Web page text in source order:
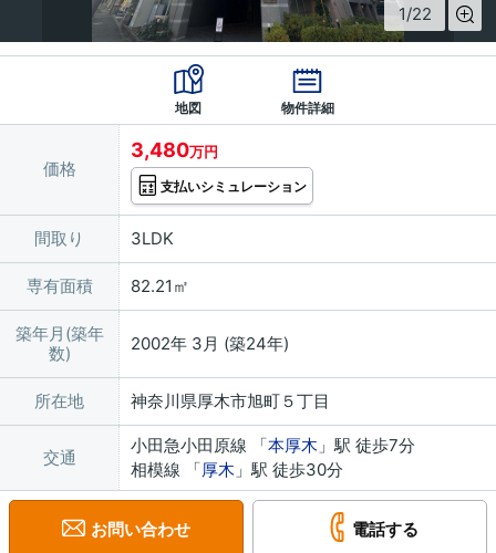
1/22
地図 物件詳細
価格
3,480万円
支払いシミュレーション
間取り 3LDK
専有面積 82.21㎡
築年月(築年
数)
2002年 3月 (築24年)
所在地 神奈川県厚木市旭町５丁目
交通
小田急小田原線 「本厚木 」駅 徒歩7分
相模線 「厚木 」駅 徒歩30分
お問い合わせ 電話する